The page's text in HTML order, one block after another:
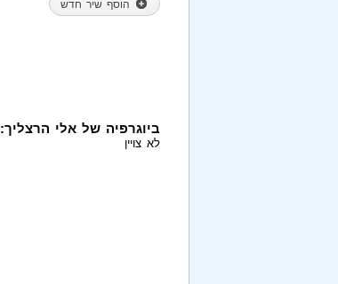
הוסף שיר חדש
ביוגרפיה של אלי הרצליך:
לא צויין